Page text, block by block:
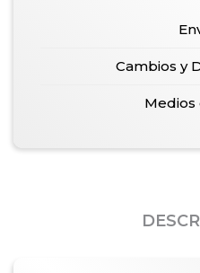
Cambios y
Medios